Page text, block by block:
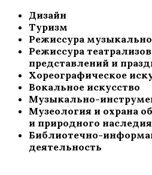
Дизайн
Туризм
Режиссура
Режиссура
представлений и
Хореографическое
Вокальное искусство
Музыкально-
Музеология и охрана
и природного наследия
Библиотечно-
деятельность